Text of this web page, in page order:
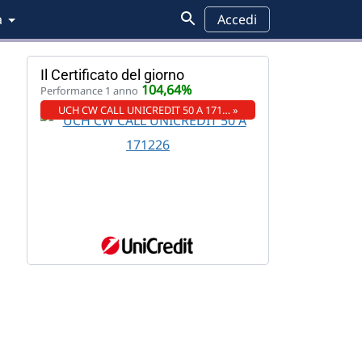
Accedi
Il Certificato del giorno
Performance 1 anno 104,64%
UCH CW CALL UNICREDIT 50 A 171… »